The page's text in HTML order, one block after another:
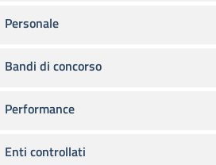
Personale
Bandi di concorso
Performance
Enti controllati